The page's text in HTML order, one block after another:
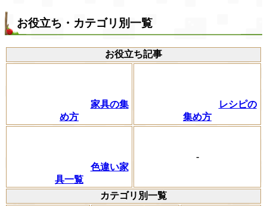
お役立ち・カテゴリ別一覧
お役立ち記事
家具の集
め方
レシピの
集め方
色違い家
具一覧
-
カテゴリ別一覧